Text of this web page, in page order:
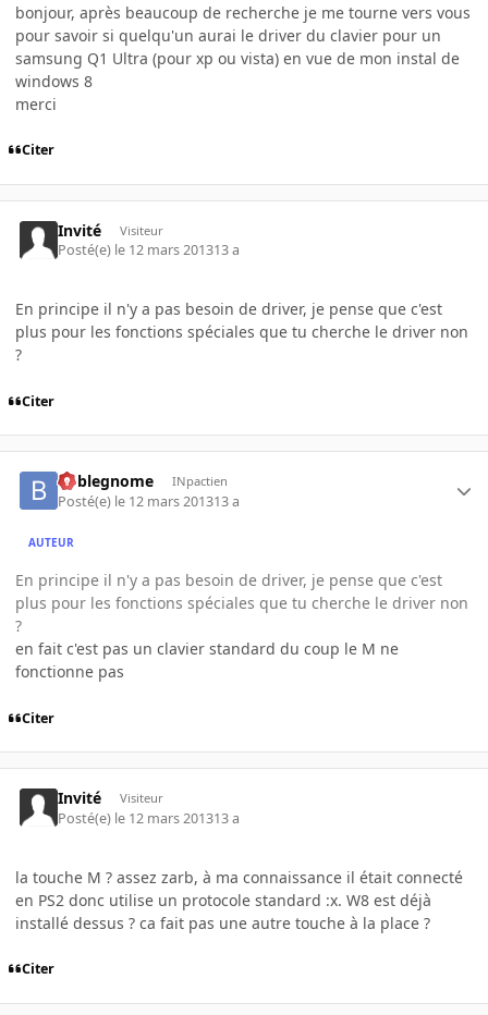
bonjour, après beaucoup de recherche je me tourne vers vous
pour savoir si quelqu'un aurai le driver du clavier pour un
samsung Q1 Ultra (pour xp ou vista) en vue de mon instal de
windows 8
merci
Citer
Invité Visiteur
Posté(e) le 12 mars 201313 a
En principe il n'y a pas besoin de driver, je pense que c'est
plus pour les fonctions spéciales que tu cherche le driver non
?
Citer
boblegnome INpactien
Posté(e) le 12 mars 201313 a
AUTEUR
En principe il n'y a pas besoin de driver, je pense que c'est
plus pour les fonctions spéciales que tu cherche le driver non
?
en fait c'est pas un clavier standard du coup le M ne
fonctionne pas
Citer
Invité Visiteur
Posté(e) le 12 mars 201313 a
la touche M ? assez zarb, à ma connaissance il était connecté
en PS2 donc utilise un protocole standard :x. W8 est déjà
installé dessus ? ca fait pas une autre touche à la place ?
Citer